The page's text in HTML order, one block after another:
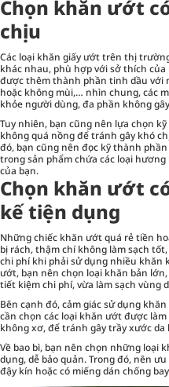
Chọn khăn ướt
chịu
Các loại khăn giấy ướt trên thị
khác nhau, phù hợp với sở thích
được thêm thành phần tinh dầu với
hoặc không mùi,… nhìn chung, các
khỏe người dùng, đa phần không
Tuy nhiên, bạn cũng nên lựa chọn
không quá nồng để tránh gây khó
đó, bạn cũng nên đọc kỹ thành
trong sản phẩm chứa các loại
của bạn.
Chọn khăn ướt
kế tiện dụng
Những chiếc khăn ướt quá rẻ tiền
bị rách, thậm chí không làm sạch
chi phí khi phải sử dụng nhiều khăn
ướt, bạn nên chọn loại khăn bản
tiết kiệm chi phí, vừa làm sạch vùng
Bên cạnh đó, cảm giác sử dụng
cần chọn các loại khăn ướt được
không xơ, để tránh gây trầy xước da
Về bao bì, bạn nên chọn những loại
dụng, dễ bảo quản. Trong đó, nên
đậy kín hoặc có miếng dán chống